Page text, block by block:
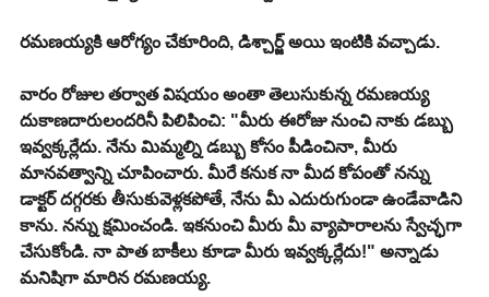
రమణయ్యకి ఆరోగ్యం చేకూరింది, డిశ్చార్జ్ అయి ఇంటికి వచ్చాడు.
వారం రోజుల తర్వాత విషయం అంతా తెలుసుకున్న రమణయ్య
దుకాణదారులందరినీ పిలిపించి: "మీరు ఈరోజు నుంచి నాకు డబ్బు
ఇవ్వక్కర్లేదు. నేను మిమ్మల్ని డబ్బు కోసం పీడించినా, మీరు
మానవత్వాన్ని చూపించారు. మీరే కనుక నా మీద కోపంతో నన్ను
డాక్టర్ దగ్గరకు తీసుకువెళ్లకపోతే, నేను మీ ఎదురుగుండా ఉండేవాడిని
కాను. నన్ను క్షమించండి. ఇకనుంచి మీరు మీ వ్యాపారాలను స్వేచ్ఛగా
చేసుకోండి. నా పాత బాకీలు కూడా మీరు ఇవ్వక్కర్లేదు!" అన్నాడు
మనిషిగా మారిన రమణయ్య.